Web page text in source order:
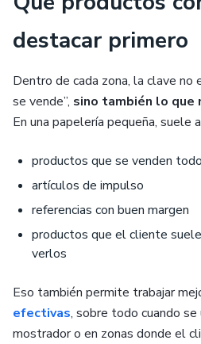
destacar primero
Dentro de cada zona, la clave no
se vende”, sino también lo que
En una papelería pequeña, suele
productos que se venden
artículos de impulso
referencias con buen margen
productos que el cliente
verlos
Eso también permite trabajar
efectivas, sobre todo cuando se
mostrador o en zonas donde el